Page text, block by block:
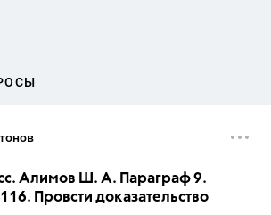
Алимов Ш. А. Параграф 9.
Провсти доказательство